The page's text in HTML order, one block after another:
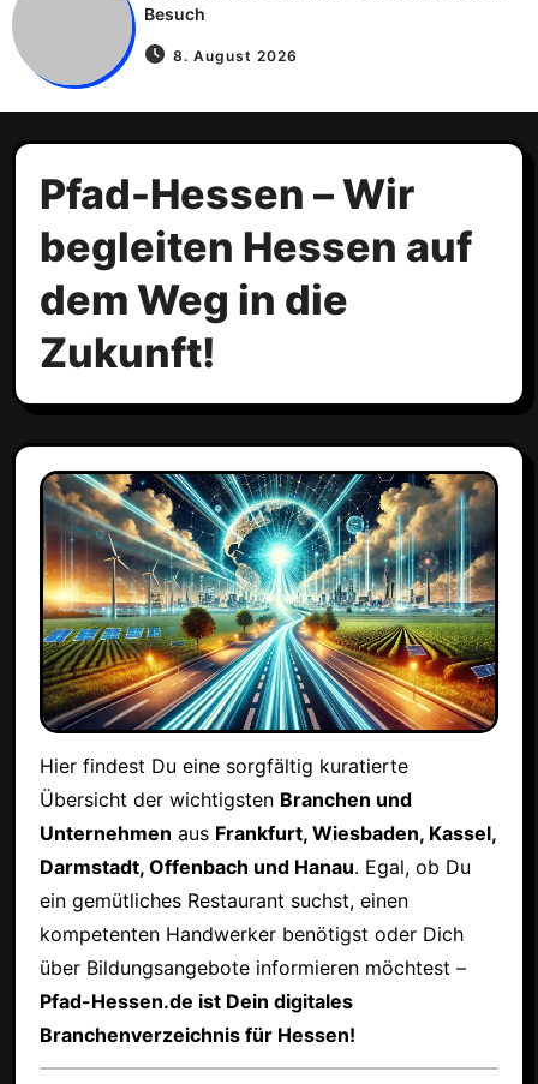
Besuch
8. August 2026
Pfad-Hessen – Wir
begleiten Hessen auf
dem Weg in die
Zukunft!
Hier findest Du eine sorgfältig kuratierte
Übersicht der wichtigsten Branchen und
Unternehmen aus Frankfurt, Wiesbaden, Kassel,
Darmstadt, Offenbach und Hanau. Egal, ob Du
ein gemütliches Restaurant suchst, einen
kompetenten Handwerker benötigst oder Dich
über Bildungsangebote informieren möchtest –
Pfad-Hessen.de ist Dein digitales
Branchenverzeichnis für Hessen!